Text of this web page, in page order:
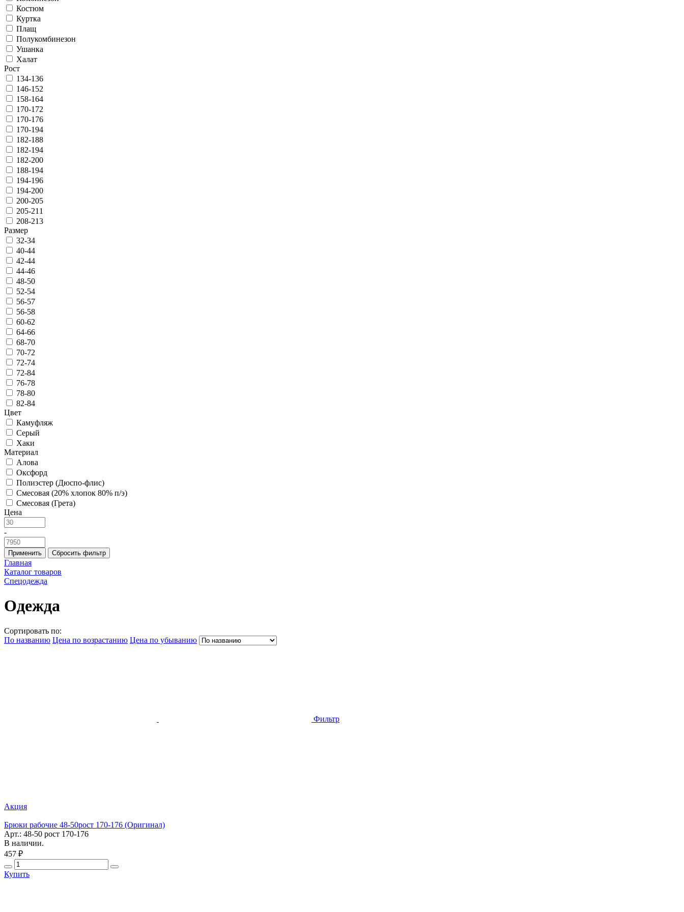
Костюм
Куртка
Плащ
Полукомбинезон
Ушанка
Халат
Рост
134-136
146-152
158-164
170-172
170-176
170-194
182-188
182-194
182-200
188-194
194-196
194-200
200-205
205-211
208-213
Размер
32-34
40-44
42-44
44-46
48-50
52-54
56-57
56-58
60-62
64-66
68-70
70-72
72-74
72-84
76-78
78-80
82-84
Цвет
Камуфляж
Серый
Хаки
Материал
Алова
Оксфорд
Полиэстер (Дюспо-флис)
Смесовая (20% хлопок 80% п/э)
Смесовая (Грета)
Цена
-
Применить Сбросить фильтр
Главная
Каталог товаров
Спецодежда
Одежда
Сортировать по:
По названию Цена по возрастанию Цена по убыванию
Фильтр
Акция
Брюки рабочие 48-50рост 170-176 (Оригинал)
Арт.: 48-50 рост 170-176
В наличии.
457 ₽
Купить